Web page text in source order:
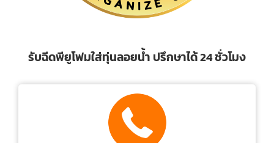
รับฉีดพียูโฟมใส่ทุ่นลอยน้ำ ปรึกษาได้ 24 ชั่วโมง